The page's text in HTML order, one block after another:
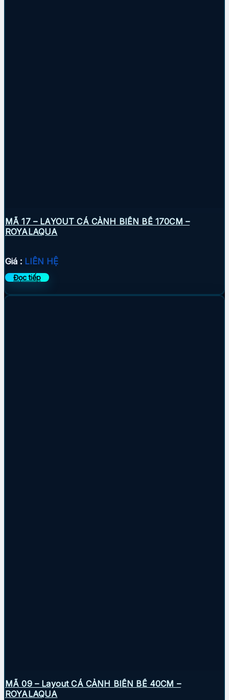
MÃ 17 – LAYOUT CÁ CẢNH BIỂN BỂ 170CM –
ROYALAQUA
Giá : LIÊN HỆ
Đọc tiếp
MÃ 09 – Layout CÁ CẢNH BIỂN BỂ 40CM –
ROYALAQUA